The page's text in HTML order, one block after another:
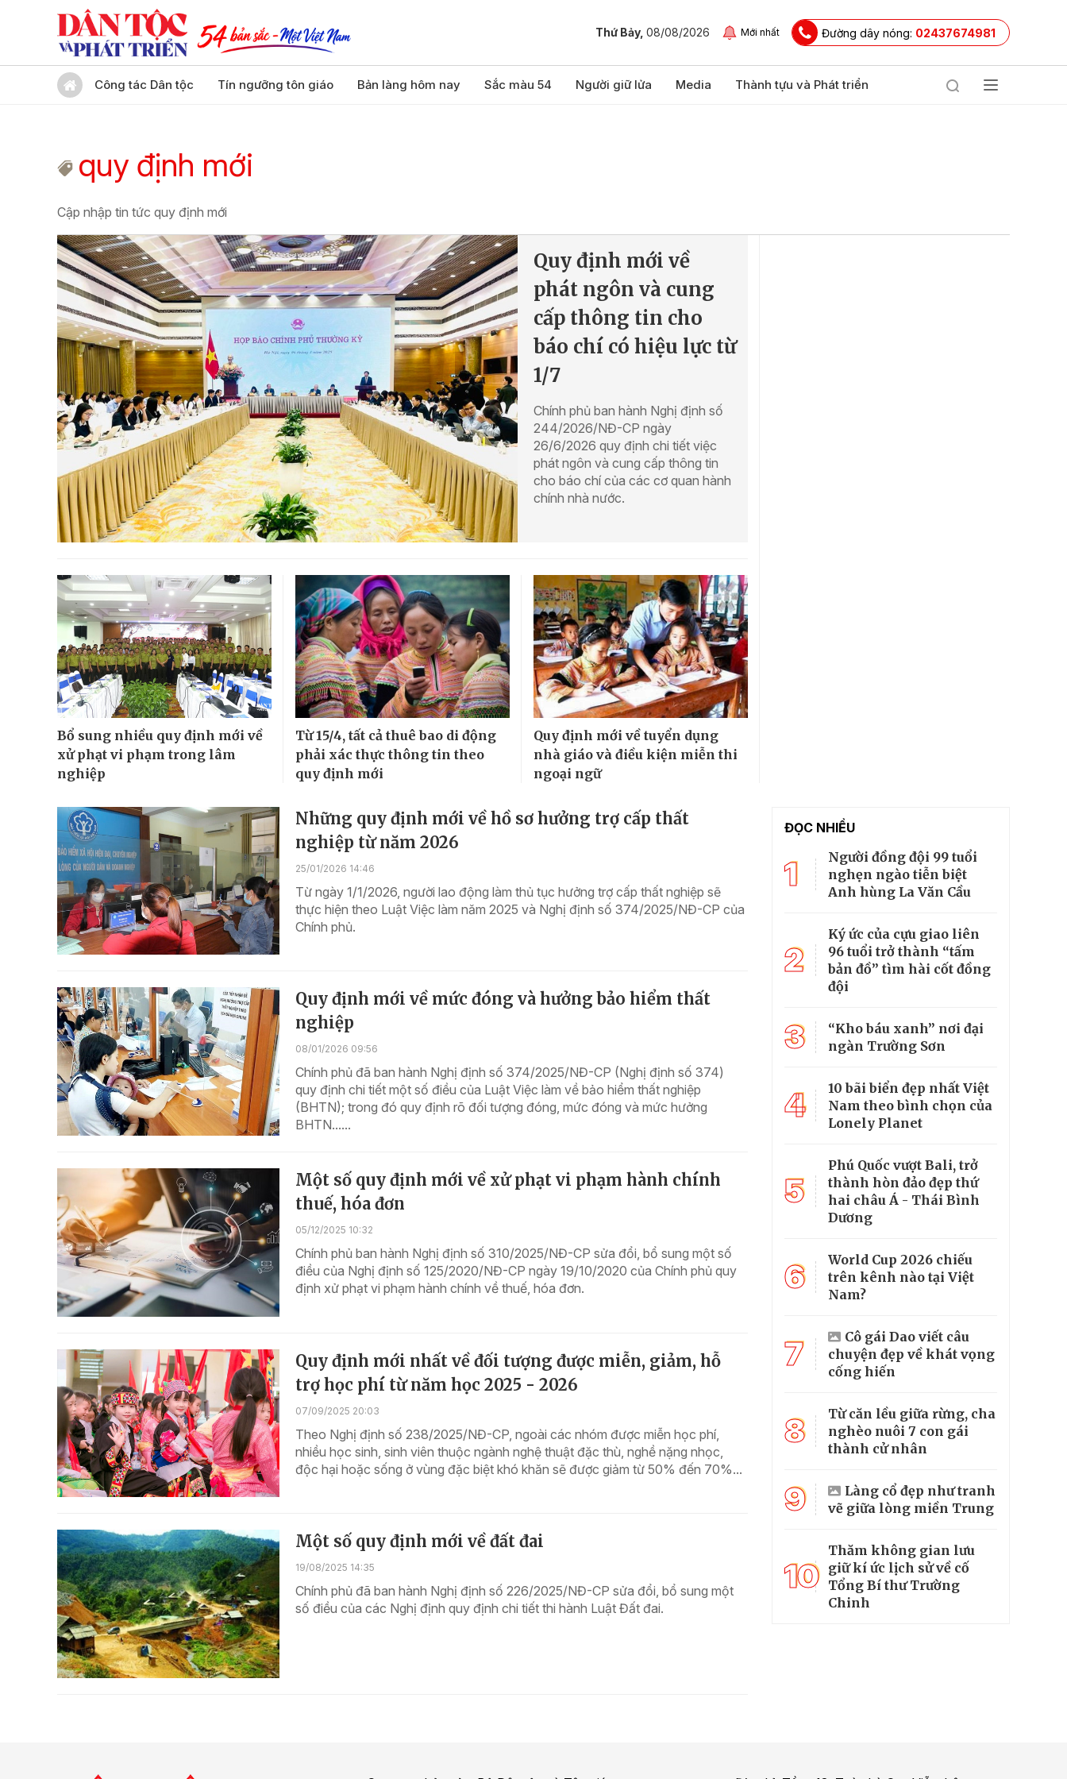
Thứ Bảy, 08/08/2026 Mới nhất Đường dây nóng: 02437674981
Công tác Dân tộc Tín ngưỡng tôn giáo Bản làng hôm nay Sắc màu 54 Người giữ lửa Media Thành tựu và Phát triển
quy định mới
Cập nhập tin tức quy định mới
Quy định mới về
phát ngôn và cung
cấp thông tin cho
báo chí có hiệu lực từ
1/7
Chính phủ ban hành Nghị định số
244/2026/NĐ-CP ngày
26/6/2026 quy định chi tiết việc
phát ngôn và cung cấp thông tin
cho báo chí của các cơ quan hành
chính nhà nước.
Bổ sung nhiều quy định mới về
xử phạt vi phạm trong lâm
nghiệp
Từ 15/4, tất cả thuê bao di động
phải xác thực thông tin theo
quy định mới
Quy định mới về tuyển dụng
nhà giáo và điều kiện miễn thi
ngoại ngữ
Những quy định mới về hồ sơ hưởng trợ cấp thất
nghiệp từ năm 2026
25/01/2026 14:46
Từ ngày 1/1/2026, người lao động làm thủ tục hưởng trợ cấp thất nghiệp sẽ
thực hiện theo Luật Việc làm năm 2025 và Nghị định số 374/2025/NĐ-CP của
Chính phủ.
Quy định mới về mức đóng và hưởng bảo hiểm thất
nghiệp
08/01/2026 09:56
Chính phủ đã ban hành Nghị định số 374/2025/NĐ-CP (Nghị định số 374)
quy định chi tiết một số điều của Luật Việc làm về bảo hiểm thất nghiệp
(BHTN); trong đó quy định rõ đối tượng đóng, mức đóng và mức hưởng
BHTN......
Một số quy định mới về xử phạt vi phạm hành chính
thuế, hóa đơn
05/12/2025 10:32
Chính phủ ban hành Nghị định số 310/2025/NĐ-CP sửa đổi, bổ sung một số
điều của Nghị định số 125/2020/NĐ-CP ngày 19/10/2020 của Chính phủ quy
định xử phạt vi phạm hành chính về thuế, hóa đơn.
Quy định mới nhất về đối tượng được miễn, giảm, hỗ
trợ học phí từ năm học 2025 - 2026
07/09/2025 20:03
Theo Nghị định số 238/2025/NĐ-CP, ngoài các nhóm được miễn học phí,
nhiều học sinh, sinh viên thuộc ngành nghệ thuật đặc thù, nghề nặng nhọc,
độc hại hoặc sống ở vùng đặc biệt khó khăn sẽ được giảm từ 50% đến 70%...
Một số quy định mới về đất đai
19/08/2025 14:35
Chính phủ đã ban hành Nghị định số 226/2025/NĐ-CP sửa đổi, bổ sung một
số điều của các Nghị định quy định chi tiết thi hành Luật Đất đai.
ĐỌC NHIỀU
1
Người đồng đội 99 tuổi
nghẹn ngào tiễn biệt
Anh hùng La Văn Cầu
2
Ký ức của cựu giao liên
96 tuổi trở thành “tấm
bản đồ” tìm hài cốt đồng
đội
3
“Kho báu xanh” nơi đại
ngàn Trường Sơn
4
10 bãi biển đẹp nhất Việt
Nam theo bình chọn của
Lonely Planet
5
Phú Quốc vượt Bali, trở
thành hòn đảo đẹp thứ
hai châu Á - Thái Bình
Dương
6
World Cup 2026 chiếu
trên kênh nào tại Việt
Nam?
7
Cô gái Dao viết câu
chuyện đẹp về khát vọng
cống hiến
8
Từ căn lều giữa rừng, cha
nghèo nuôi 7 con gái
thành cử nhân
9
Làng cổ đẹp như tranh
vẽ giữa lòng miền Trung
10
Thăm không gian lưu
giữ kí ức lịch sử về cố
Tổng Bí thư Trường
Chinh